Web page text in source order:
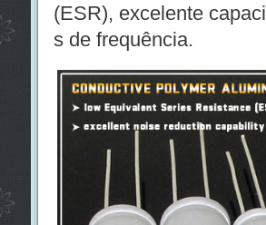
(ESR), excelente
s de frequência.